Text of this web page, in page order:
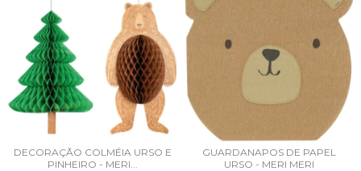
DECORAÇÃO COLMÉIA URSO E
PINHEIRO - MERI...
GUARDANAPOS DE PAPEL
URSO - MERI MERI